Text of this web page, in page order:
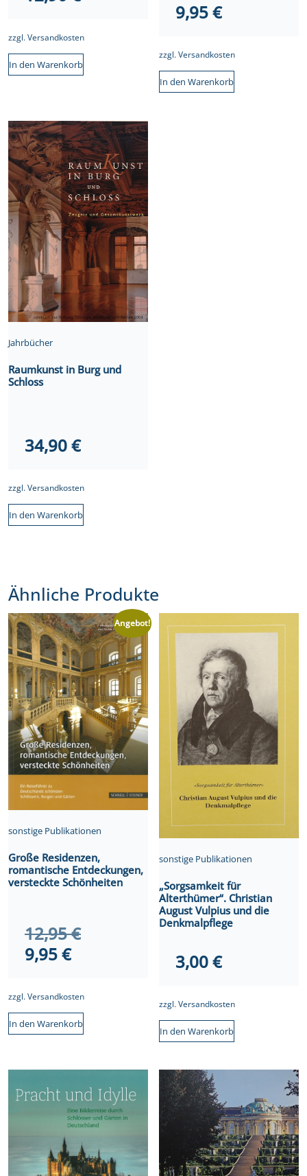
zzgl.Versandkosten
In den Warenkorb
17,95 €
9,95€Aktueller
ist:
9,95 €.
zzgl.Versandkosten
In den Warenkorb
Jahrbücher
Raumkunst in Burg und
Schloss
34,90€
zzgl.Versandkosten
In den Warenkorb
Ähnliche Produkte
Angebot!
sonstige Publikationen
Große Residenzen,
romantische Entdeckungen,
versteckte Schönheiten
12,95€Ursprünglicher
12,95 €
9,95€Aktueller
ist:
9,95 €.
zzgl.Versandkosten
In den Warenkorb
sonstige Publikationen
„Sorgsamkeit für
Alterthümer“. Christian
August Vulpius und die
Denkmalpflege
3,00€
zzgl.Versandkosten
In den Warenkorb